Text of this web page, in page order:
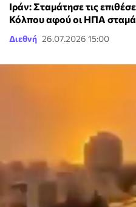
Ιράν: Σταμάτησε τις
Κόλπου αφού οι ΗΠΑ
Διεθνή 26.07.2026 15:00